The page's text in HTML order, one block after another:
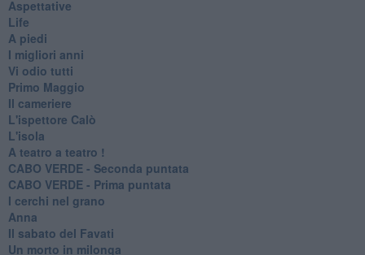
Aspettative
Life
A piedi
I migliori anni
Vi odio tutti
Primo Maggio
Il cameriere
L'ispettore Calò
L'isola
A teatro a teatro !
CABO VERDE - Seconda puntata
CABO VERDE - Prima puntata
I cerchi nel grano
Anna
Il sabato del Favati
Un morto in milonga